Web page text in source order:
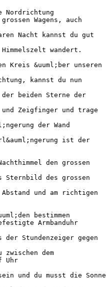
Wagens, auch
Nacht kannst du gut
wandert.
Kreis &uuml;ber unseren
kannst du nun
der beiden Sterne der
und Zeigfinger und trage
der Wand
ist der
den grossen
des grossen
und am richtigen
bestimmen
Armbanduhr
Stundenzeiger gegen
dem
Uhr
und du musst die Sonne